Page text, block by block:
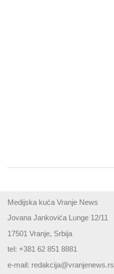
Medijska kuća Vranje News
Jovana Jankovića Lunge 12/11
17501 Vranje, Srbija
tel: +381 62 851 8881
e-mail: redakcija@vranjenews.rs